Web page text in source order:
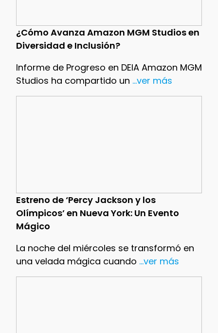
¿Cómo Avanza Amazon MGM Studios en
Diversidad e Inclusión?
Informe de Progreso en DEIA Amazon MGM
Studios ha compartido un ...ver más
Estreno de ‘Percy Jackson y los
Olímpicos’ en Nueva York: Un Evento
Mágico
La noche del miércoles se transformó en
una velada mágica cuando ...ver más